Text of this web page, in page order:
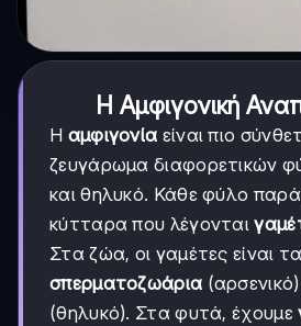
Η Αμφιγονική
Η αμφιγονία είναι πιο
ζευγάρωμα διαφορετικών
και θηλυκό. Κάθε φύλο
κύτταρα που λέγονται
Στα ζώα, οι γαμέτες είναι τα
σπερματοζωάρια
(θηλυκό). Στα φυτά, έχουμε